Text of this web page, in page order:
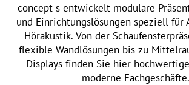
concept-s entwickelt modulare
und Einrichtungslösungen speziell für
Hörakustik. Von der
flexible Wandlösungen bis zu
Displays finden Sie hier
moderne Fachgeschäfte.